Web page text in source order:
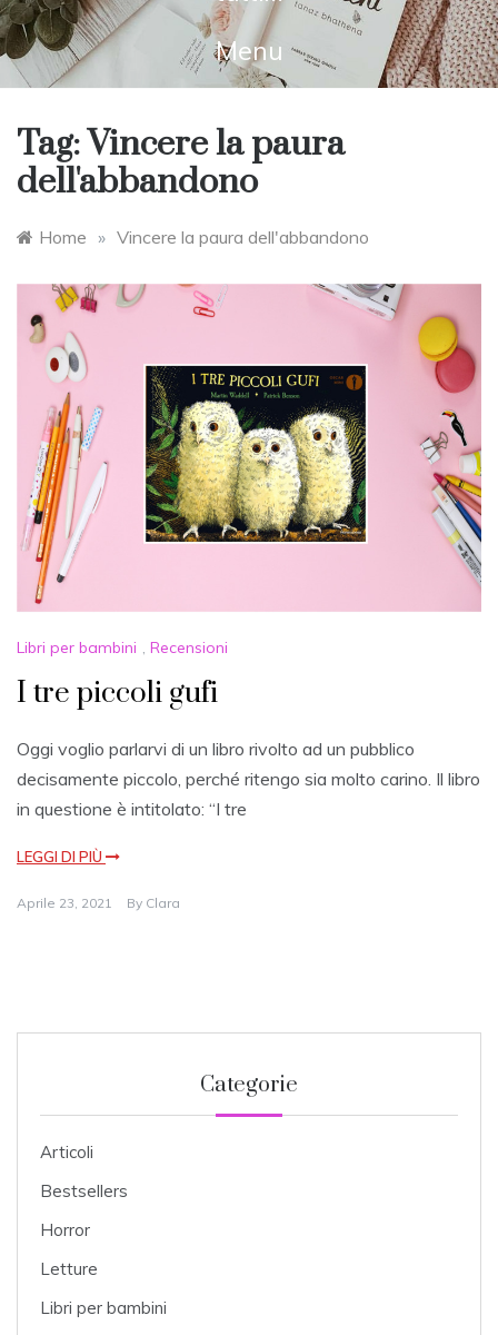
Menu
Tag:Vincere la paura
dell'abbandono
Home » Vincere la paura dell'abbandono
Libri per bambini , Recensioni
I tre piccoli gufi
Oggi voglio parlarvi di un libro rivolto ad un pubblico
decisamente piccolo, perché ritengo sia molto carino. Il libro
in questione è intitolato: “I tre
LEGGI DI PIÙ
Aprile 23, 2021 By Clara
Categorie
Articoli
Bestsellers
Horror
Letture
Libri per bambini